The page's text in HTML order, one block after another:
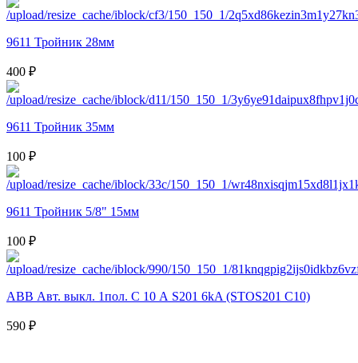
9611 Тройник 28мм
400 ₽
9611 Тройник 35мм
100 ₽
9611 Тройник 5/8" 15мм
100 ₽
ABB Авт. выкл. 1пол. С 10 А S201 6kA (STOS201 C10)
590 ₽